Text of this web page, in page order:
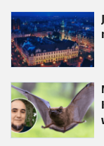
otworzy się w
otworzy się w